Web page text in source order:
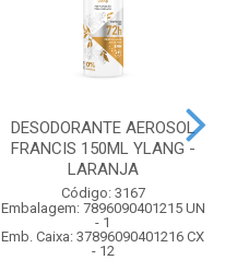
DESODORANTE AEROSOL
FRANCIS 150ML YLANG -
LARANJA
Código: 3167
Embalagem: 7896090401215 UN
- 1
Emb. Caixa: 37896090401216 CX
- 12